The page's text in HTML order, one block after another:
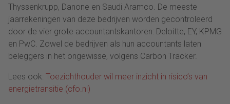
Thyssenkrupp, Danone en Saudi Aramco. De meeste
jaarrekeningen van deze bedrijven worden gecontroleerd
door de vier grote accountantskantoren: Deloitte, EY, KPMG
en PwC. Zowel de bedrijven als hun accountants laten
beleggers in het ongewisse, volgens Carbon Tracker.
Lees ook: Toezichthouder wil meer inzicht in risico’s van
energietransitie (cfo.nl)